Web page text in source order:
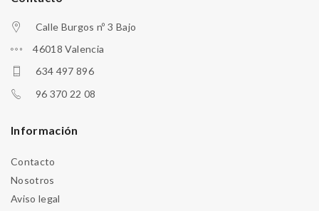
Calle Burgos nº 3 Bajo
46018 Valencia
634 497 896
96 370 22 08
Información
Contacto
Nosotros
Aviso legal